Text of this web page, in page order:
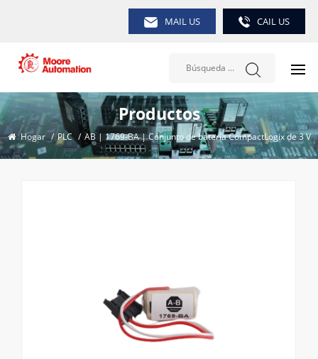
MAIL US CAIL US
Productos
Hogar / PLC / AB | 1769-BA | Conjunto de batería CompactLogix de 3 V